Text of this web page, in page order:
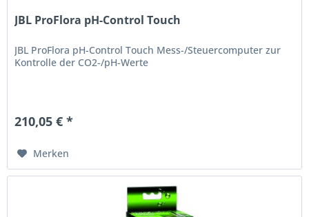
JBL ProFlora pH-Control Touch
JBL ProFlora pH-Control Touch Mess-/Steuercomputer zur
Kontrolle der CO2-/pH-Werte
210,05 € *
Merken